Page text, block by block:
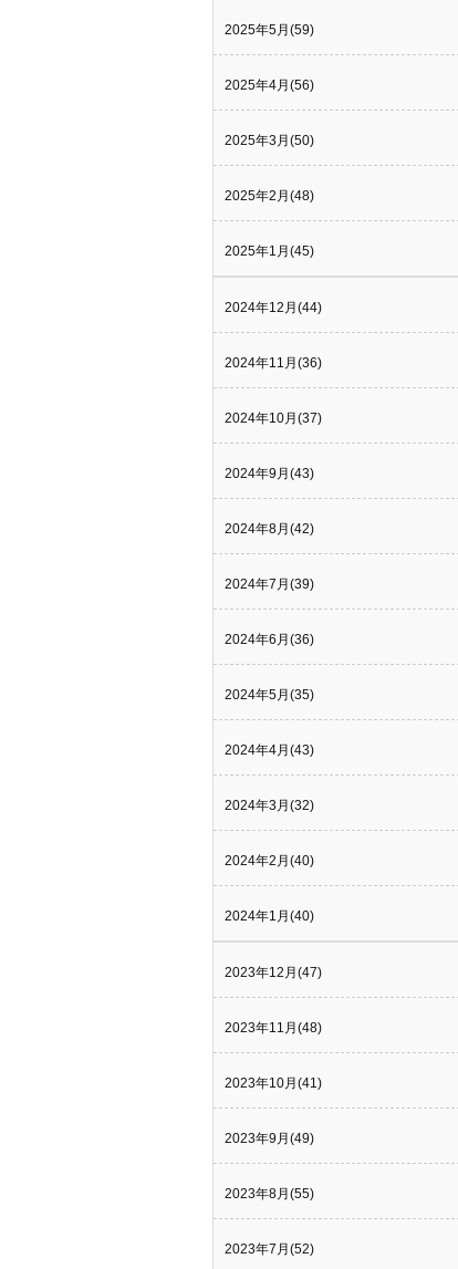
2025年5月(59)
2025年4月(56)
2025年3月(50)
2025年2月(48)
2025年1月(45)
2024年12月(44)
2024年11月(36)
2024年10月(37)
2024年9月(43)
2024年8月(42)
2024年7月(39)
2024年6月(36)
2024年5月(35)
2024年4月(43)
2024年3月(32)
2024年2月(40)
2024年1月(40)
2023年12月(47)
2023年11月(48)
2023年10月(41)
2023年9月(49)
2023年8月(55)
2023年7月(52)